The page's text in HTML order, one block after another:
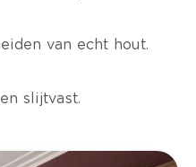
van echt hout.
slijtvast.